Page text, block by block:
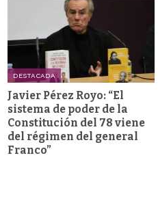
DESTACADA
Javier Pérez Royo: “El
sistema de poder de la
Constitución del 78 viene
del régimen del general
Franco”